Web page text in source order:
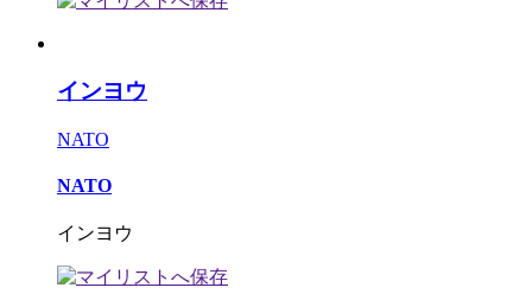
インヨウ
NATO
NATO
インヨウ